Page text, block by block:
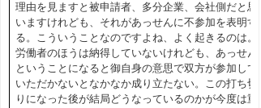
理由を見ますと被申請者、多分企業、会社側だと思
いますけれども、それがあっせんに不参加を表明す
る。こういうことなのですよね、よく起きるのは。
労働者のほうは納得していないけれども、あっせん
ということになると御自身の意思で双方が参加して
いただかないとなかなか成り立たない。この打ち切
りになった後が結局どうなっているのかが今度は重